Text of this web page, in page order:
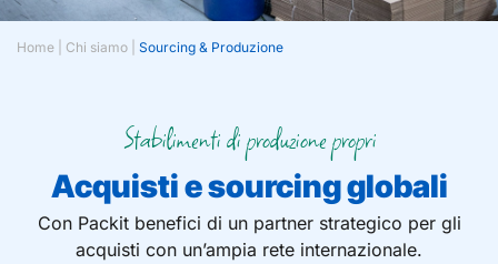
Home Chi siamo Sourcing & Produzione
Stabilimenti di produzione propri
Acquisti e sourcing globali
Con Packit benefici di un partner strategico per gli
acquisti con un’ampia rete internazionale.